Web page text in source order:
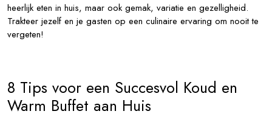
heerlijk eten in huis, maar ook gemak, variatie en gezelligheid.
Trakteer jezelf en je gasten op een culinaire ervaring om nooit te
vergeten!
8 Tips voor een Succesvol Koud en
Warm Buffet aan Huis